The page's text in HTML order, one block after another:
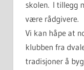
skolen. I tillegg
være rådgivere.
Vi kan håpe at
klubben fra
tradisjoner å